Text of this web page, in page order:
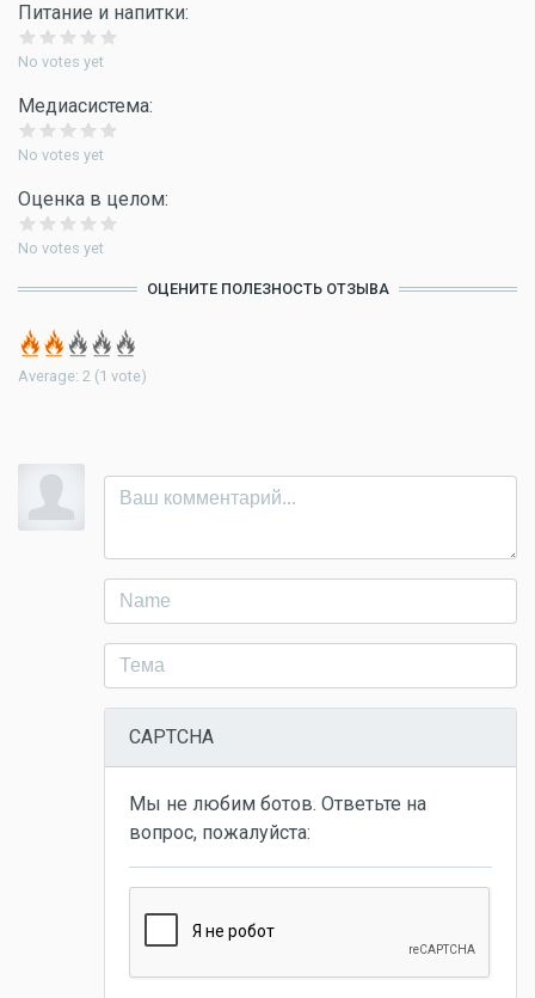
Питание и напитки:
No votes yet
Медиасистема:
No votes yet
Оценка в целом:
No votes yet
ОЦЕНИТЕ ПОЛЕЗНОСТЬ ОТЗЫВА
Average: 2 (1 vote)
CAPTCHA
Мы не любим ботов. Ответьте на
вопрос, пожалуйста: